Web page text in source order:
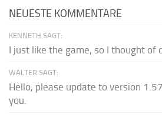
NEUESTE KOMMENTARE
KENNETH SAGT:
I just like the game, so I thought of
WALTER SAGT:
Hello, please update to version
you.